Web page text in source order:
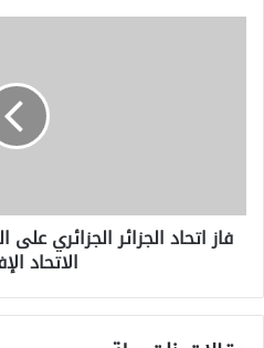
للهجرة
بكأس
الاتحاد
فاز اتحاد الجزائر الجزائري
الاتحاد